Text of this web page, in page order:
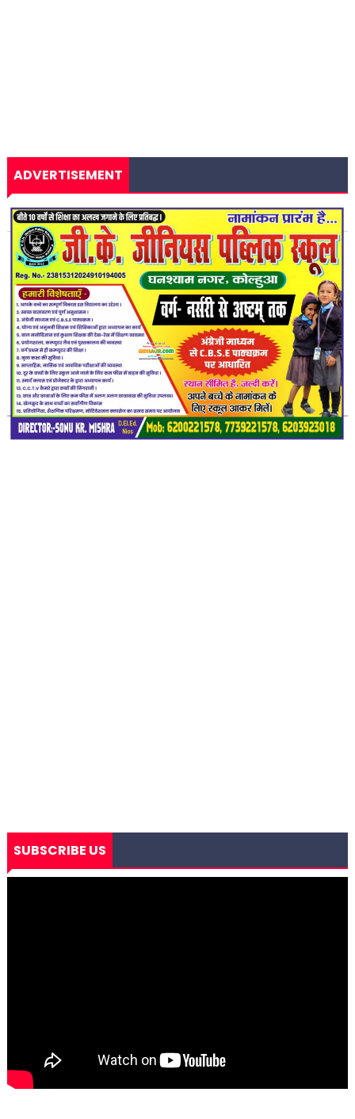
ADVERTISEMENT
SUBSCRIBE US